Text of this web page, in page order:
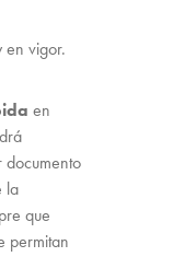
en vigor.
en
documento
la
que
permitan